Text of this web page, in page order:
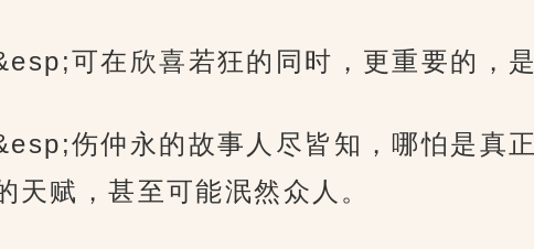
可在欣喜若狂的同时，更重要的，
伤仲永的故事人尽皆知，哪怕是真
天赋，甚至可能泯然众人。